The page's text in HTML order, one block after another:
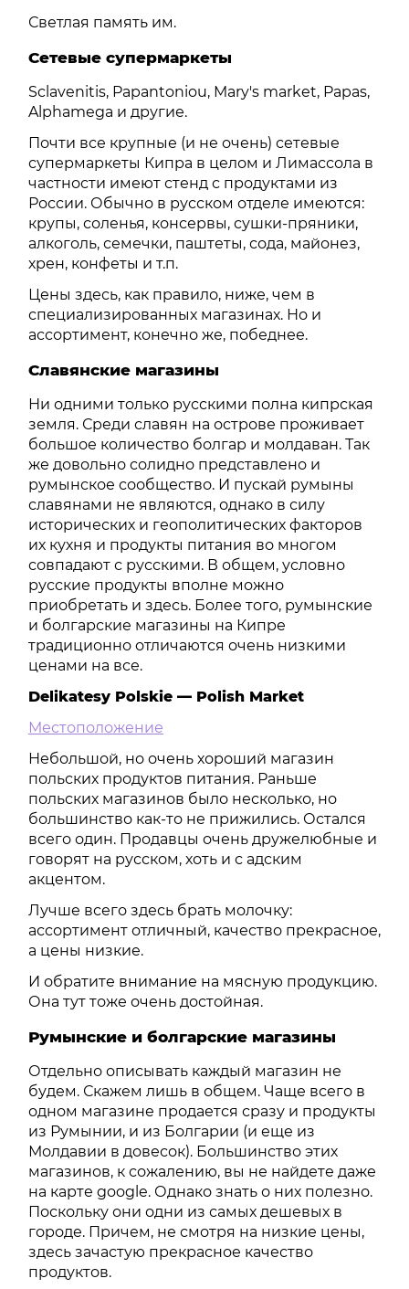
Светлая память им.
Сетевые супермаркеты
Sclavenitis, Papantoniou, Mary's market, Papas,
Alphamega и другие.
Почти все крупные (и не очень) сетевые
супермаркеты Кипра в целом и Лимассола в
частности имеют стенд с продуктами из
России. Обычно в русском отделе имеются:
крупы, соленья, консервы, сушки-пряники,
алкоголь, семечки, паштеты, сода, майонез,
хрен, конфеты и т.п.
Цены здесь, как правило, ниже, чем в
специализированных магазинах. Но и
ассортимент, конечно же, победнее.
Славянские магазины
Ни одними только русскими полна кипрская
земля. Среди славян на острове проживает
большое количество болгар и молдаван. Так
же довольно солидно представлено и
румынское сообщество. И пускай румыны
славянами не являются, однако в силу
исторических и геополитических факторов
их кухня и продукты питания во многом
совпадают с русскими. В общем, условно
русские продукты вполне можно
приобретать и здесь. Более того, румынские
и болгарские магазины на Кипре
традиционно отличаются очень низкими
ценами на все.
Delikatesy Polskie — Polish Market
Местоположение
Небольшой, но очень хороший магазин
польских продуктов питания. Раньше
польских магазинов было несколько, но
большинство как-то не прижились. Остался
всего один. Продавцы очень дружелюбные и
говорят на русском, хоть и с адским
акцентом.
Лучше всего здесь брать молочку:
ассортимент отличный, качество прекрасное,
а цены низкие.
И обратите внимание на мясную продукцию.
Она тут тоже очень достойная.
Румынские и болгарские магазины
Отдельно описывать каждый магазин не
будем. Скажем лишь в общем. Чаще всего в
одном магазине продается сразу и продукты
из Румынии, и из Болгарии (и еще из
Молдавии в довесок). Большинство этих
магазинов, к сожалению, вы не найдете даже
на карте google. Однако знать о них полезно.
Поскольку они одни из самых дешевых в
городе. Причем, не смотря на низкие цены,
здесь зачастую прекрасное качество
продуктов.